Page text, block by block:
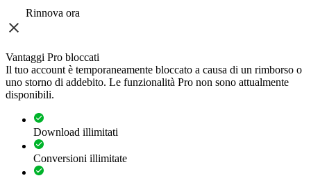
Rinnova ora
Vantaggi Pro bloccati
Il tuo account è temporaneamente bloccato a causa di un rimborso o
uno storno di addebito. Le funzionalità Pro non sono attualmente
disponibili.
Download illimitati
Conversioni illimitate